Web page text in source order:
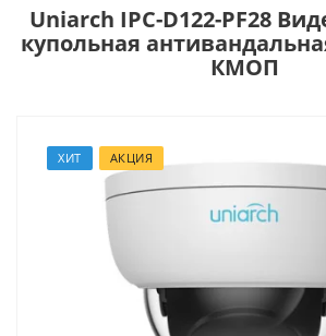
Uniarch IPC-D122-PF28
купольная
КМОП
ХИТ АКЦИЯ